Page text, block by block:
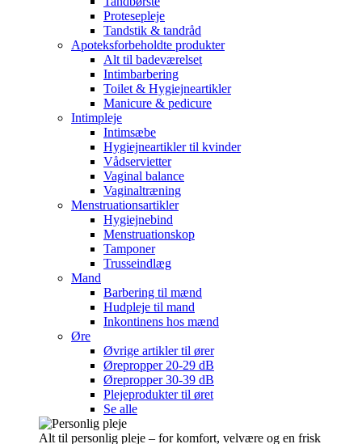
Protesepleje
Tandstik & tandråd
Apoteksforbeholdte produkter
Alt til badeværelset
Intimbarbering
Toilet & Hygiejneartikler
Manicure & pedicure
Intimpleje
Intimsæbe
Hygiejneartikler til kvinder
Vådservietter
Vaginal balance
Vaginaltræning
Menstruationsartikler
Hygiejnebind
Menstruationskop
Tamponer
Trusseindlæg
Mand
Barbering til mænd
Hudpleje til mand
Inkontinens hos mænd
Øre
Øvrige artikler til ører
Ørepropper 20-29 dB
Ørepropper 30-39 dB
Plejeprodukter til øret
Se alle
Alt til personlig pleje – for komfort, velvære og en frisk